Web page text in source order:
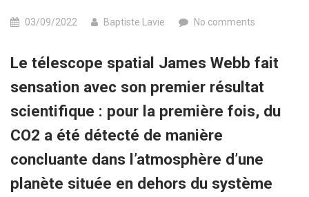
03/09/2022 Baptiste Lavie No comments
Le télescope spatial James Webb fait
sensation avec son premier résultat
scientifique : pour la première fois, du
CO2 a été détecté de manière
concluante dans l’atmosphère d’une
planète située en dehors du système